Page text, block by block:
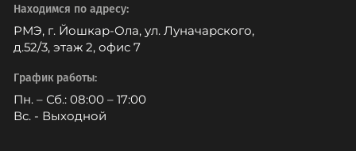
Находимся по адресу:
РМЭ, г. Йошкар-Ола, ул. Луначарского,
д.52/3, этаж 2, офис 7
График работы:
Пн. – Сб.: 08:00 – 17:00
Вс. - Выходной